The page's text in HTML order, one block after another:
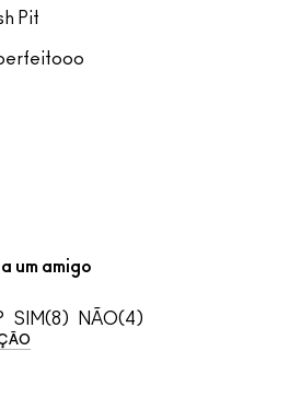
Pit
um amigo
8 4